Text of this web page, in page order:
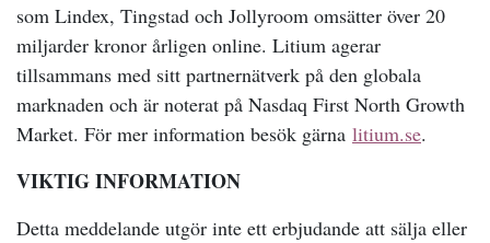
som Lindex, Tingstad och Jollyroom omsätter över 20
miljarder kronor årligen online. Litium agerar
tillsammans med sitt partnernätverk på den globala
marknaden och är noterat på Nasdaq First North Growth
Market. För mer information besök gärna litium.se.
VIKTIG INFORMATION
Detta meddelande utgör inte ett erbjudande att sälja eller